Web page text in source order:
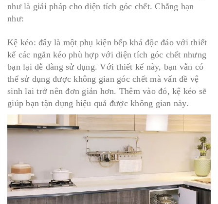
như là giải pháp cho diện tích góc chết. Chẳng hạn
như:
Kệ kéo: đây là một phụ kiện bếp khá độc đáo với thiết
kế các ngăn kéo phù hợp với diện tích góc chết nhưng
bạn lại dễ dàng sử dụng. Với thiết kế này, bạn vẫn có
thể sử dụng được không gian góc chết mà vấn đề vệ
sinh lai trở nên đơn giản hơn. Thêm vào đó, kệ kéo sẽ
giúp bạn tận dụng hiệu quả được không gian này.